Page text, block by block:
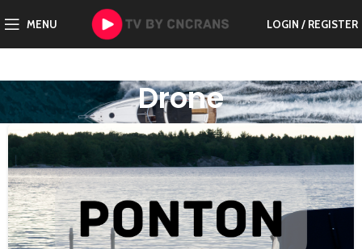
MENU LOGIN / REGISTER
Drone